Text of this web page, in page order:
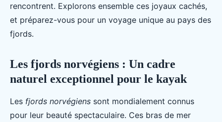
rencontrent. Explorons ensemble ces joyaux cachés,
et préparez-vous pour un voyage unique au pays des
fjords.
Les fjords norvégiens : Un cadre
naturel exceptionnel pour le kayak
Les fjords norvégiens sont mondialement connus
pour leur beauté spectaculaire. Ces bras de mer